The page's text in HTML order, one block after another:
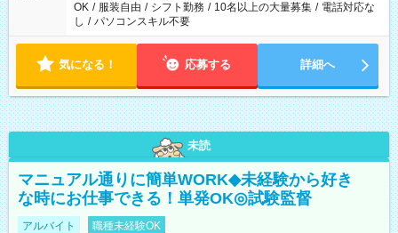
OK / 服装自由 / シフト勤務 / 10名以上の大量募集 / 電話対応な
し / パソコンスキル不要
気になる！ 応募する 詳細へ
未読
マニュアル通りに簡単WORK◆未経験から好き
な時にお仕事できる！単発OK◎試験監督
アルバイト 職種未経験OK